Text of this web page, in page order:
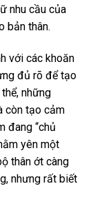
nhu cầu của
bản thân.
với các khoăn
đủ rõ để tạo
những
còn tạo cảm
đang “chủ
yên một
thân ớt càng
nhưng rất biết